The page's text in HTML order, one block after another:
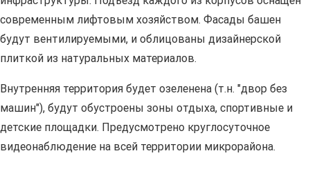
современным лифтовым хозяйством. Фасады башен
будут вентилируемыми, и облицованы дизайнерской
плиткой из натуральных материалов.
Внутренняя территория будет озеленена (т.н. "двор без
машин"), будут обустроены зоны отдыха, спортивные и
детские площадки. Предусмотрено круглосуточное
видеонаблюдение на всей территории микрорайона.